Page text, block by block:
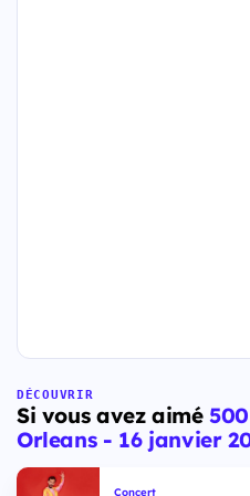
DÉCOUVRIR
Si vous avez aimé
Orleans - 16 janvier
Concert